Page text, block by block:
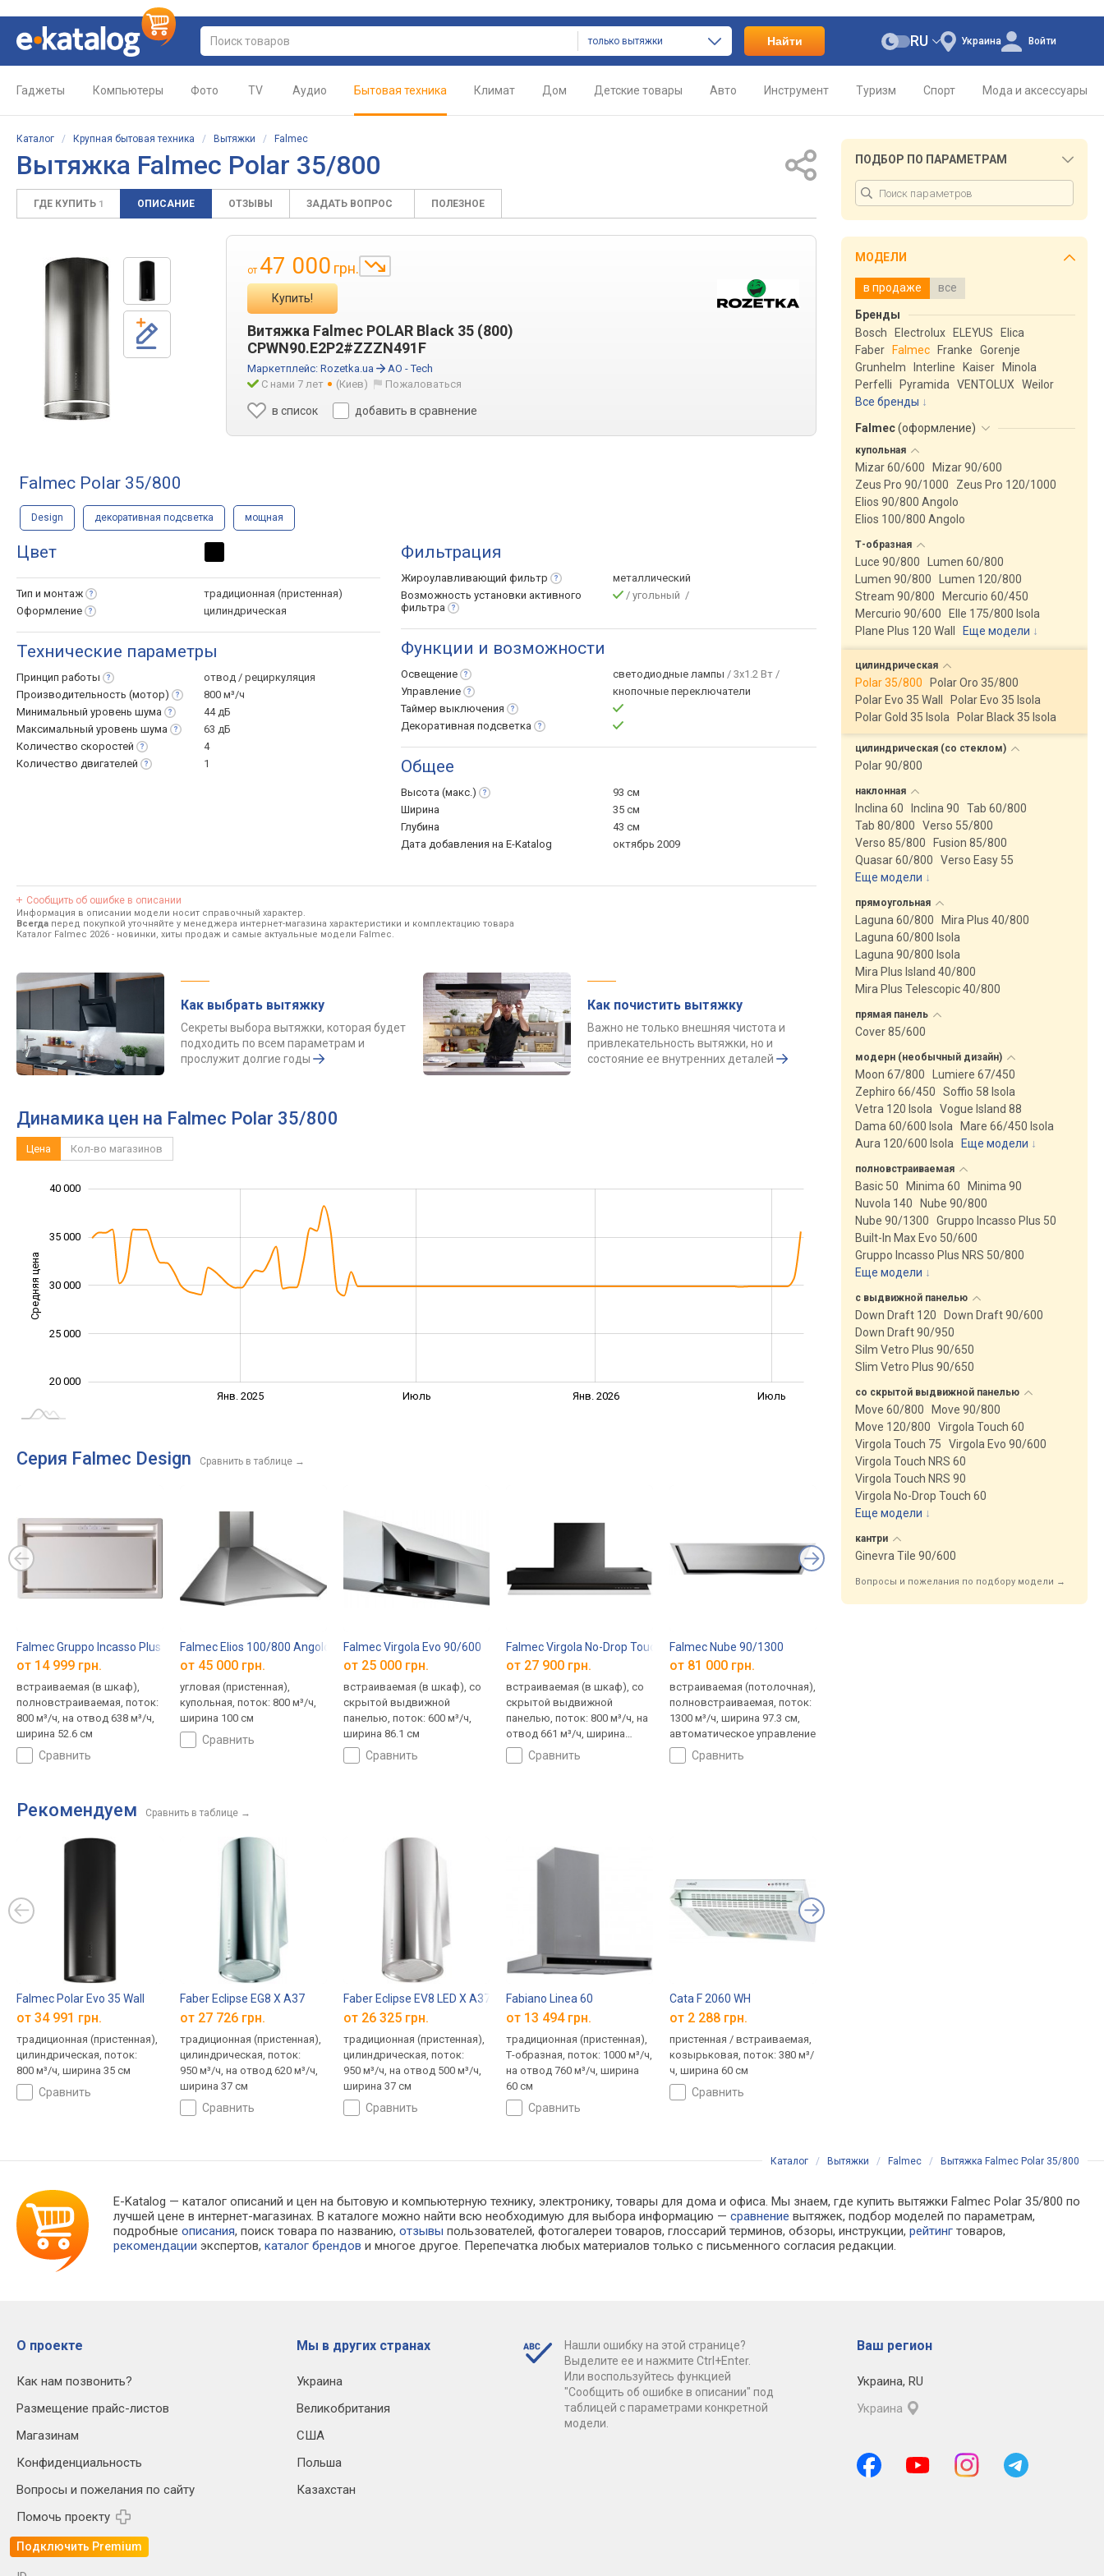
только вытяжки Найти Украина
RU Войти
Гаджеты Компьютеры Фото TV Аудио Бытовая техника Климат Дом Детские товары Авто Инструмент Туризм Спорт Мода и аксессуары
Каталог / Крупная бытовая техника / Вытяжки / Falmec
Вытяжка Falmec Polar 35/800
ГДЕ КУПИТЬ 1 ОПИСАНИЕ ОТЗЫВЫ ЗАДАТЬ ВОПРОС ПОЛЕЗНОЕ
от 47 000 грн.
Купить!
Витяжка Falmec POLAR Black 35 (800)
CPWN90.E2P2#ZZZN491F
Маркетплейс: Rozetka.ua
АО - Tech
С нами 7 лет
(Киев) Пожаловаться
в список добавить в сравнение
Falmec Polar 35/800
Design декоративная подсветка мощная
Цвет
Тип и монтаж
традиционная (пристенная)
Оформление
цилиндрическая
Технические параметры
Принцип работы
отвод / рециркуляция
Производительность (мотор)
800 м³/ч
Минимальный уровень шума
44 дБ
Максимальный уровень шума
63 дБ
Количество скоростей
4
Количество двигателей 1
Фильтрация
Жироулавливающий фильтр
металлический
Возможность установки активного
фильтра
/ угольный /
Функции и возможности
Освещение светодиодные лампы / 3x1.2 Вт /
Управление
кнопочные переключатели
Таймер выключения
Декоративная подсветка
Общее
Высота (макс.)
93 см
Ширина
35 см
Глубина
43 см
Дата добавления на E-Katalog
октябрь 2009
Сообщить об ошибке в описании
Информация в описании модели носит справочный характер.
Всегда перед покупкой уточняйте у менеджера интернет-магазина характеристики и комплектацию товара
Каталог Falmec 2026 - новинки, хиты продаж и самые актуальные модели Falmec.
Как выбрать вытяжку
Секреты выбора вытяжки, которая будет
подходить по всем параметрам и
прослужит долгие годы
Как почистить вытяжку
Важно не только внешняя чистота и
привлекательность вытяжки, но и
состояние ее внутренних деталей
Динамика цен на Falmec Polar 35/800
Цена Кол-во магазинов
Средняя цена 24 000
20 000
30 000
40 000
35 000
25 000
Янв. 2025 Июль Янв. 2026 Июль
Серия Falmec Design Сравнить в таблице →
Falmec Gruppo Incasso Plus 50
от 14 999 грн.
встраиваемая (в шкаф),
полновстраиваемая, поток:
800 м³/ч, на отвод 638 м³/ч,
ширина 52.6 см
сравнить
Falmec Elios 100/800 Angolo
от 45 000 грн.
угловая (пристенная),
купольная, поток: 800 м³/ч,
ширина 100 см
сравнить
Falmec Virgola Evo 90/600
от 25 000 грн.
встраиваемая (в шкаф), со
скрытой выдвижной
панелью, поток: 600 м³/ч,
ширина 86.1 см
сравнить
Falmec Virgola No-Drop Touch 60
от 27 900 грн.
встраиваемая (в шкаф), со
скрытой выдвижной
панелью, поток: 800 м³/ч, на
отвод 661 м³/ч, ширина
55.3 смсравнить
Falmec Nube 90/1300
от 81 000 грн.
встраиваемая (потолочная),
полновстраиваемая, поток:
1300 м³/ч, ширина 97.3 см,
автоматическое управление
сравнить
Рекомендуем Сравнить в таблице →
Falmec Polar Evo 35 Wall
от 34 991 грн.
традиционная (пристенная),
цилиндрическая, поток:
800 м³/ч, ширина 35 см
сравнить
Faber Eclipse EG8 X A37
от 27 726 грн.
традиционная (пристенная),
цилиндрическая, поток:
950 м³/ч, на отвод 620 м³/ч,
ширина 37 см
сравнить
Faber Eclipse EV8 LED X A37
от 26 325 грн.
традиционная (пристенная),
цилиндрическая, поток:
950 м³/ч, на отвод 500 м³/ч,
ширина 37 см
сравнить
Fabiano Linea 60
от 13 494 грн.
традиционная (пристенная),
Т-образная, поток: 1000 м³/ч,
на отвод 760 м³/ч, ширина
60 см
сравнить
Cata F 2060 WH
от 2 288 грн.
пристенная / встраиваемая,
козырьковая, поток: 380 м³/
ч, ширина 60 см
сравнить
ПОДБОР ПО ПАРАМЕТРАМ
МОДЕЛИ
в продаже все
Бренды
Bosch
Electrolux ELEYUS
Elica
Faber
Falmec Franke
Gorenje
Grunhelm
Interline Kaiser
Minola
Perfelli
Pyramida VENTOLUX
Weilor
Все бренды
Falmec(оформление)
купольная
Mizar 60/600
Mizar 90/600
Zeus Pro 90/1000
Zeus Pro 120/1000
Elios 90/800 Angolo
Elios 100/800 Angolo
Т-образная
Luce 90/800
Lumen 60/800
Lumen 90/800
Lumen 120/800
Stream 90/800
Mercurio 60/450
Mercurio 90/600
Elle 175/800 Isola
Plane Plus 120 Wall
Еще модели ↓
цилиндрическая
Polar 35/800
Polar Oro 35/800
Polar Evo 35 Wall
Polar Evo 35 Isola
Polar Gold 35 Isola
Polar Black 35 Isola
цилиндрическая (со стеклом)
Polar 90/800
наклонная
Inclina 60 Inclina 90
Tab 60/800
Tab 80/800
Verso 55/800
Verso 85/800
Fusion 85/800
Quasar 60/800
Verso Easy 55
Еще модели ↓
прямоугольная
Laguna 60/800
Mira Plus 40/800
Laguna 60/800 Isola
Laguna 90/800 Isola
Mira Plus Island 40/800
Mira Plus Telescopic 40/800
прямая панель
Cover 85/600
модерн (необычный дизайн)
Moon 67/800
Lumiere 67/450
Zephiro 66/450
Soffio 58 Isola
Vetra 120 Isola
Vogue Island 88
Dama 60/600 Isola
Mare 66/450 Isola
Aura 120/600 Isola
Еще модели ↓
полновстраиваемая
Basic 50 Minima 60
Minima 90
Nuvola 140
Nube 90/800
Nube 90/1300
Gruppo Incasso Plus 50
Built-In Max Evo 50/600
Gruppo Incasso Plus NRS 50/800
Еще модели ↓
с выдвижной панелью
Down Draft 120
Down Draft 90/600
Down Draft 90/950
Silm Vetro Plus 90/650
Slim Vetro Plus 90/650
со скрытой выдвижной панелью
Move 60/800
Move 90/800
Move 120/800
Virgola Touch 60
Virgola Touch 75
Virgola Evo 90/600
Virgola Touch NRS 60
Virgola Touch NRS 90
Virgola No-Drop Touch 60
Еще модели ↓
кантри
Ginevra Tile 90/600
Вопросы и пожелания по подбору модели →
Каталог / Вытяжки / Falmec / Вытяжка Falmec Polar 35/800
E-Katalog — каталог описаний и цен на бытовую и компьютерную технику, электронику, товары для дома и офиса. Мы знаем, где купить вытяжки Falmec Polar 35/800 по
лучшей цене в интернет-магазинах. В каталоге можно найти всю необходимую для выбора информацию —сравнение вытяжек, подбор моделей по параметрам,
подробныеописания, поиск товара по названию,отзывы пользователей, фотогалереи товаров, глоссарий терминов, обзоры, инструкции,рейтинг товаров,
рекомендации экспертов,каталог брендов и многое другое. Перепечатка любых материалов только с письменного согласия редакции.
О проекте
Как нам позвонить?
Размещение прайс-листов
Магазинам
Конфиденциальность
Вопросы и пожелания по сайту
Помочь проекту
Подключить Premium
Мы в других странах
Украина
Великобритания
США
Польша
Казахстан
Нашли ошибку на этой странице?
Выделите ее и нажмите Ctrl+Enter.
Или воспользуйтесь функцией
"Сообщить об ошибке в описании" под
таблицей с параметрами конкретной
модели.
Ваш регион
Украина, RU
Украина